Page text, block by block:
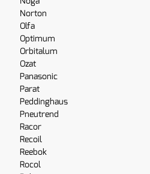
Norton
Olfa
Optimum
Orbitalum
Ozat
Panasonic
Parat
Peddinghaus
Pneutrend
Racor
Recoil
Reebok
Rocol